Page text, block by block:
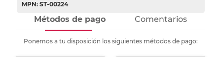
MPN: ST-00224
Métodos de pago Comentarios
Ponemos a tu disposición los siguientes métodos de pago: